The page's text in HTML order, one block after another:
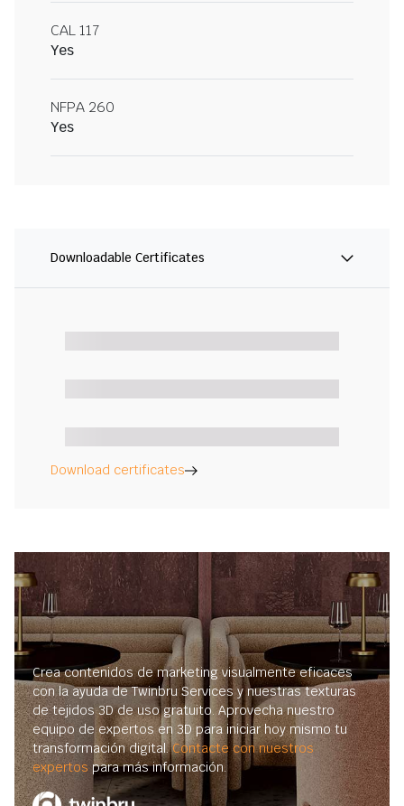
CAL 117
Yes
NFPA 260
Yes
Downloadable Certificates
Download certificates
Crea contenidos de marketing visualmente eficaces
con la ayuda de Twinbru Services y nuestras texturas
de tejidos 3D de uso gratuito. Aprovecha nuestro
equipo de expertos en 3D para iniciar hoy mismo tu
transformación digital.Contacte con nuestros
expertos para más información.